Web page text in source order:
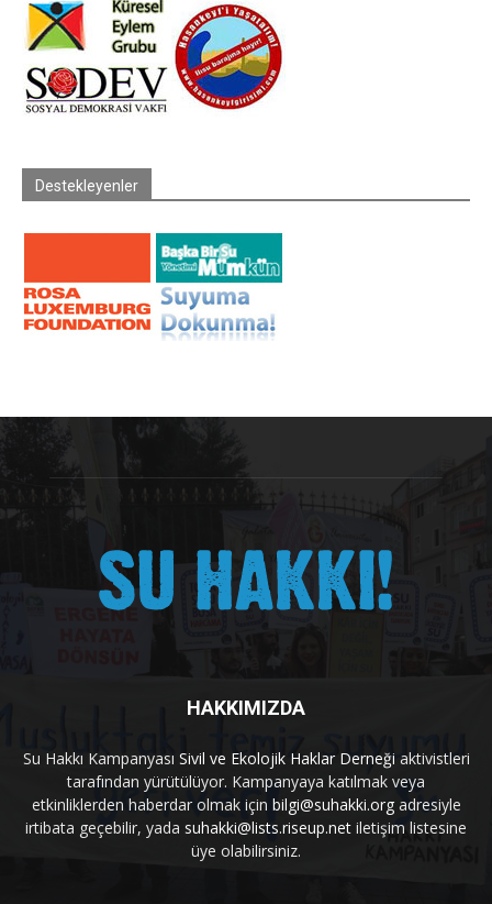
Destekleyenler
HAKKIMIZDA
Su Hakkı Kampanyası Sivil ve Ekolojik Haklar Derneği aktivistleri
tarafından yürütülüyor. Kampanyaya katılmak veya
etkinliklerden haberdar olmak için bilgi@suhakki.orgadresiyle
irtibata geçebilir, yada suhakki@lists.riseup.net iletişim listesine
üye olabilirsiniz.